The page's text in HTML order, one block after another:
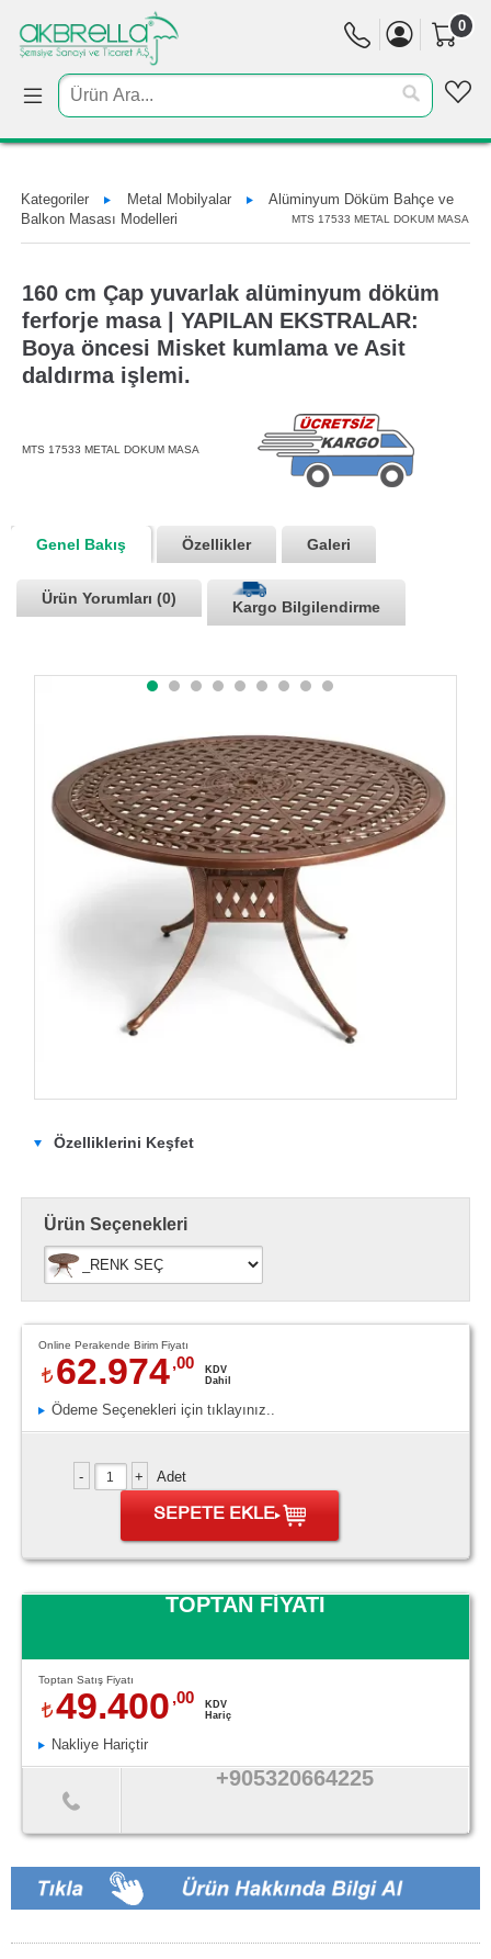
0
Kategoriler Metal Mobilyalar
Alüminyum Döküm Bahçe ve
Balkon Masası Modelleri
MTS 17533 METAL DOKUM MASA
160 cm Çap yuvarlak alüminyum döküm
ferforje masa | YAPILAN EKSTRALAR:
Boya öncesi Misket kumlama ve Asit
daldırma işlemi.
MTS 17533 METAL DOKUM MASA
Genel Bakış Özellikler Galeri
Ürün Yorumları (0)
Kargo Bilgilendirme
Özelliklerini Keşfet
Ürün Seçenekleri
Online Perakende Birim Fiyatı
62.974 ,00
KDV
Dahil
Ödeme Seçenekleri için tıklayınız..
Adet
SEPETE EKLE
TOPTAN FİYATI
Toptan Satış Fiyatı
49.400 ,00
KDV
Hariç
Nakliye Hariçtir
+905320664225